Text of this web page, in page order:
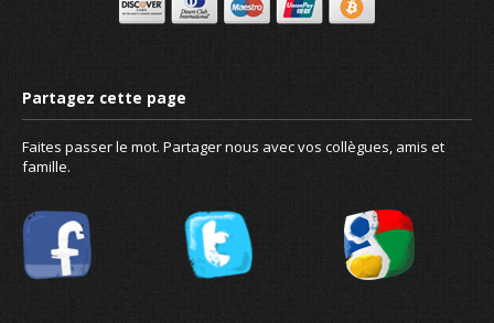
À propos de nous
Faites passer le mot. Partager nous avec vos collègues, amis et
famille.